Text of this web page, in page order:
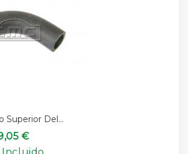
Superior Del...
€